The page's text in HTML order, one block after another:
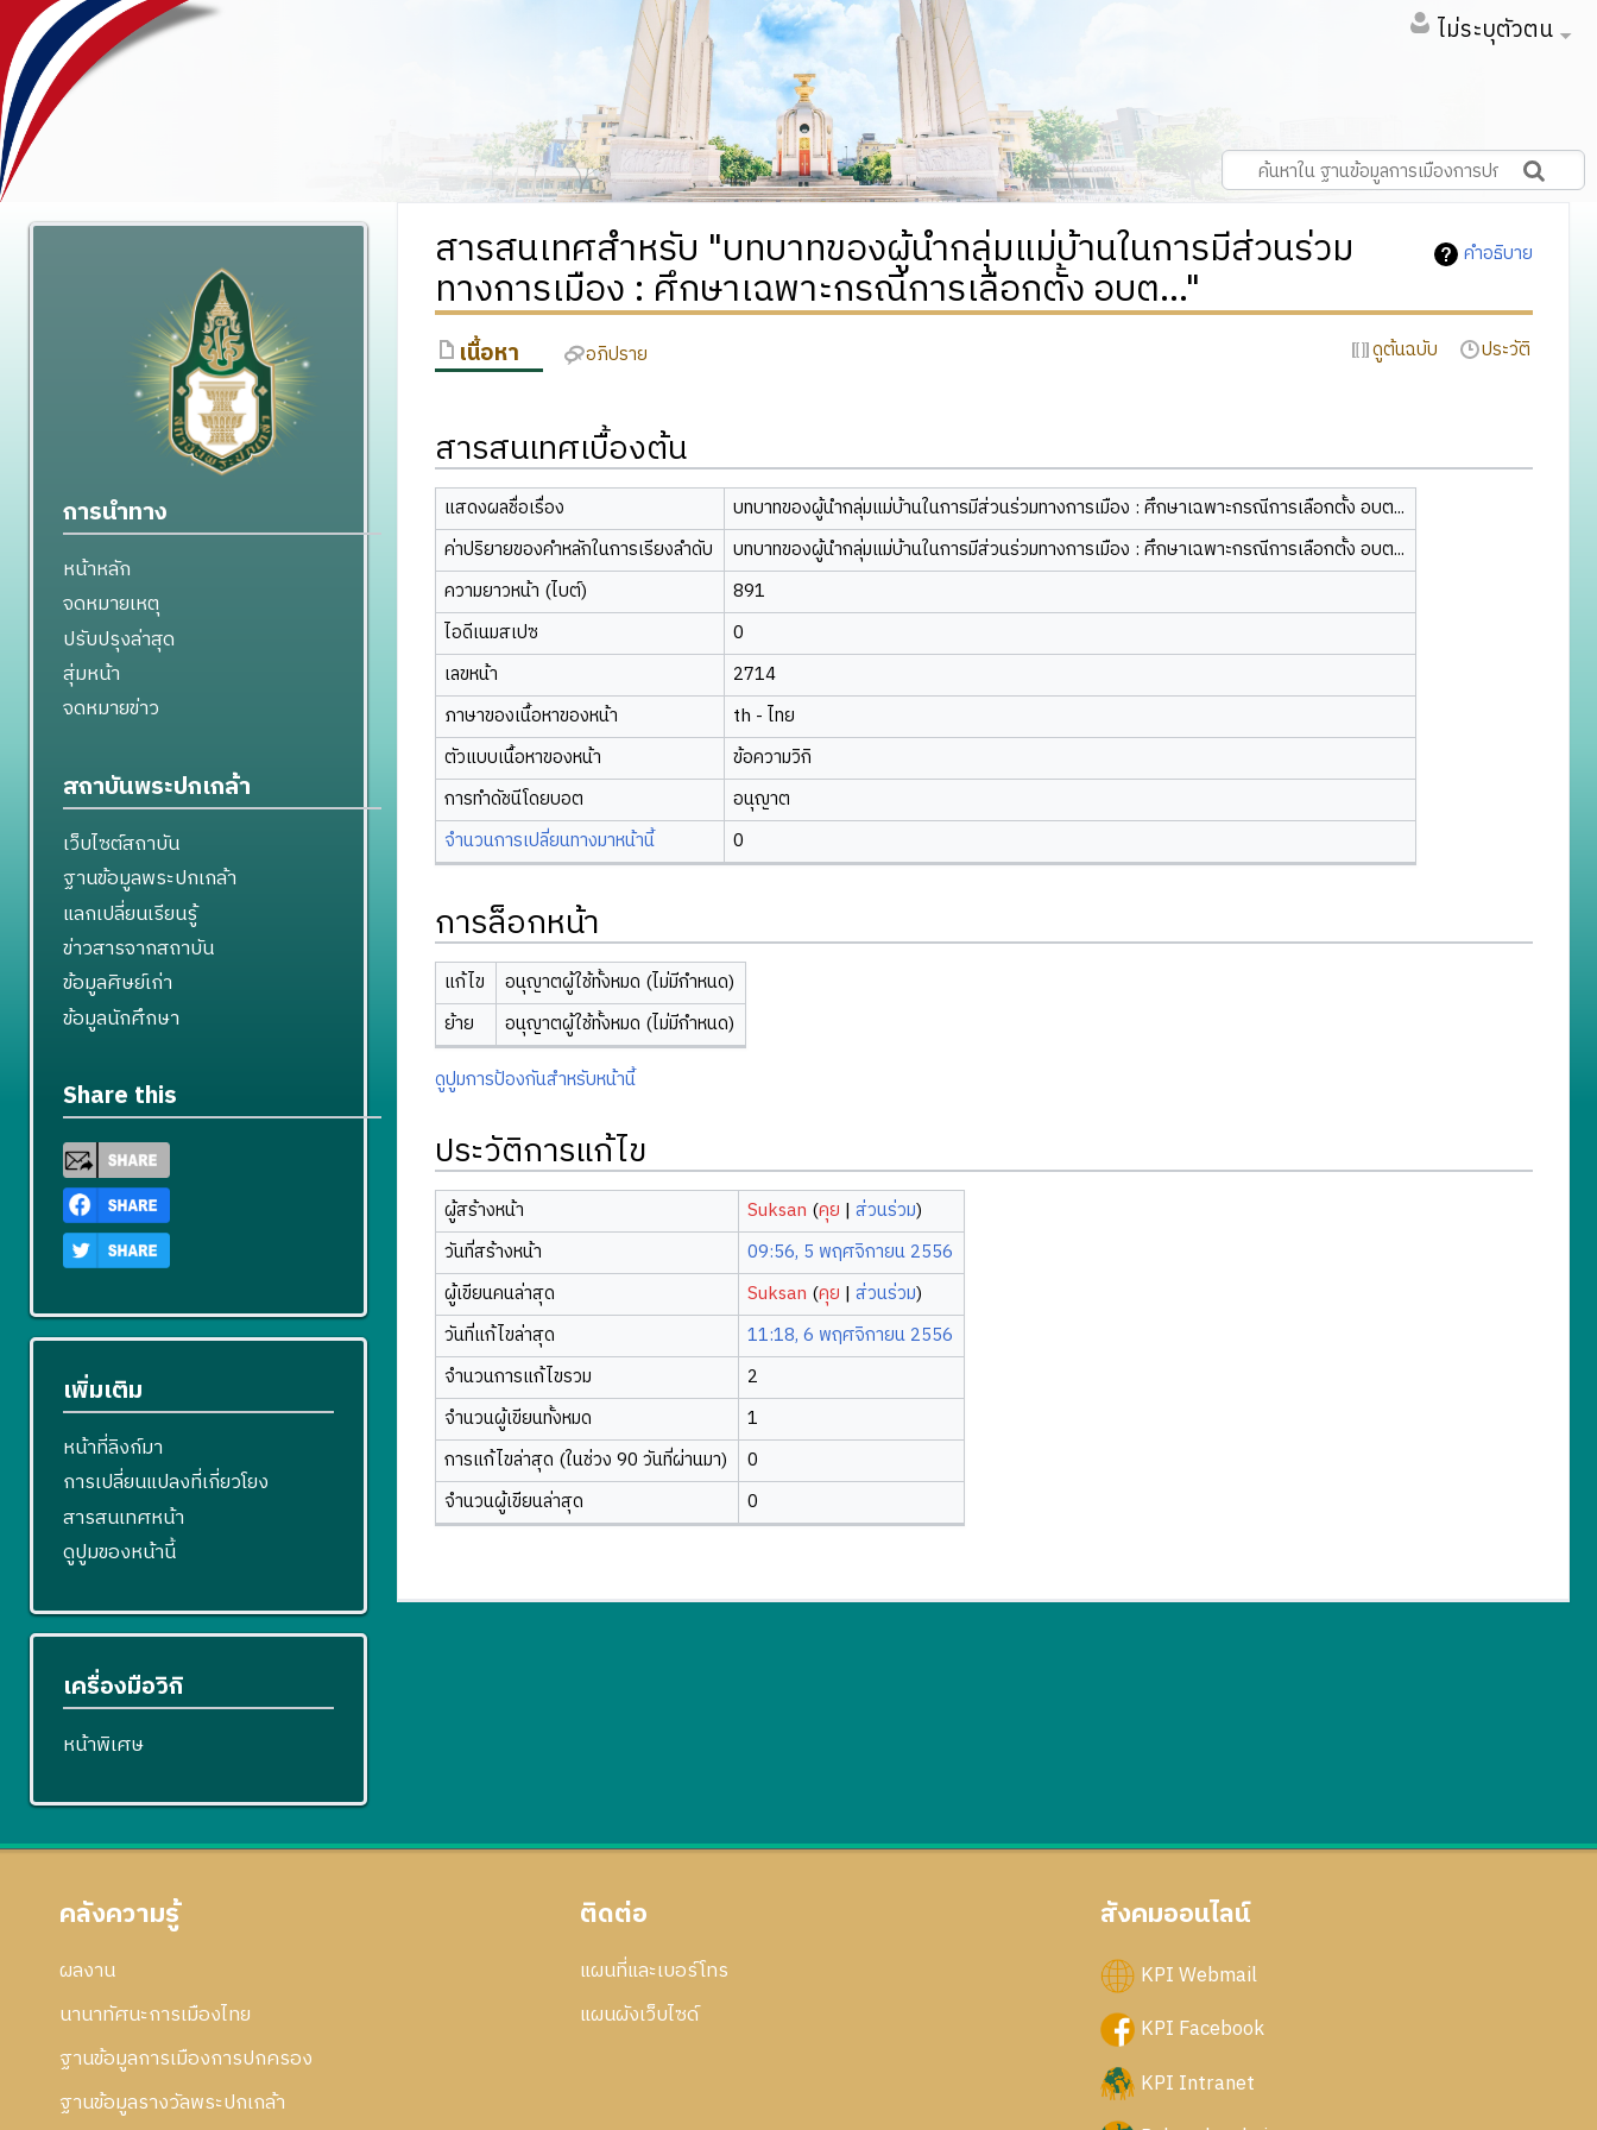
ไม่ระบุตัวตน
คำอธิบาย
สารสนเทศสำหรับ "บทบาทของผู้นำกลุ่มแม่บ้านในการมีส่วนร่วม
ทางการเมือง : ศึกษาเฉพาะกรณีการเลือกตั้ง อบต..."
เนื้อหา อภิปราย ดูต้นฉบับ ประวัติ
สารสนเทศเบื้องต้น
แสดงผลชื่อเรื่อง
บทบาทของผู้นำกลุ่มแม่บ้านในการมีส่วนร่วมทางการเมือง : ศึกษาเฉพาะกรณีการเลือกตั้ง อบต...
ค่าปริยายของคำหลักในการเรียงลำดับ
บทบาทของผู้นำกลุ่มแม่บ้านในการมีส่วนร่วมทางการเมือง : ศึกษาเฉพาะกรณีการเลือกตั้ง อบต...
ความยาวหน้า (ไบต์)
891
ไอดีเนมสเปซ
0
เลขหน้า
2714
ภาษาของเนื้อหาของหน้า
th - ไทย
ตัวแบบเนื้อหาของหน้า
ข้อความวิกิ
การทำดัชนีโดยบอต
อนุญาต
จำนวนการเปลี่ยนทางมาหน้านี้
0
การล็อกหน้า
แก้ไข
อนุญาตผู้ใช้ทั้งหมด (ไม่มีกำหนด)
ย้าย
อนุญาตผู้ใช้ทั้งหมด (ไม่มีกำหนด)
ดูปูมการป้องกันสำหรับหน้านี้
ประวัติการแก้ไข
ผู้สร้างหน้า Suksan (คุย |ส่วนร่วม)
วันที่สร้างหน้า
09:56, 5 พฤศจิกายน 2556
ผู้เขียนคนล่าสุด
Suksan (คุย |ส่วนร่วม)
วันที่แก้ไขล่าสุด
11:18, 6 พฤศจิกายน 2556
จำนวนการแก้ไขรวม
2
จำนวนผู้เขียนทั้งหมด
1
การแก้ไขล่าสุด (ในช่วง 90 วันที่ผ่านมา)
0
จำนวนผู้เขียนล่าสุด
0
การนำทาง
หน้าหลัก
จดหมายเหตุ
ปรับปรุงล่าสุด
สุ่มหน้า
จดหมายข่าว
สถาบันพระปกเกล้า
เว็บไซต์สถาบัน
ฐานข้อมูลพระปกเกล้า
แลกเปลี่ยนเรียนรู้
ข่าวสารจากสถาบัน
ข้อมูลศิษย์เก่า
ข้อมูลนักศึกษา
Share this
เพิ่มเติม
หน้าที่ลิงก์มา
การเปลี่ยนแปลงที่เกี่ยวโยง
สารสนเทศหน้า
ดูปูมของหน้านี้
เครื่องมือวิกิ
หน้าพิเศษ
คลังความรู้
ผลงาน
นานาทัศนะการเมืองไทย
ฐานข้อมูลการเมืองการปกครอง
ฐานข้อมูลรางวัลพระปกเกล้า
ติดต่อ
แผนที่และเบอร์โทร
แผนผังเว็บไซด์
สังคมออนไลน์
KPI Webmail
KPI Facebook
KPI Intranet